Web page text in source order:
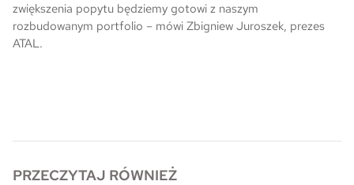
zwiększenia popytu będziemy gotowi z naszym
rozbudowanym portfolio – mówi Zbigniew Juroszek, prezes
ATAL.
PRZECZYTAJ RÓWNIEŻ
NOWOŚĆ